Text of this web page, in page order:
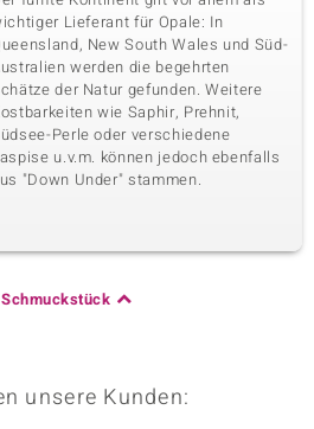
Lieferant für Opale: In
New South Wales und Süd-
werden die begehrten
der Natur gefunden. Weitere
wie Saphir, Prehnit,
Perle oder verschiedene
u.v.m. können jedoch ebenfalls
"Down Under" stammen.
unsere Kunden: